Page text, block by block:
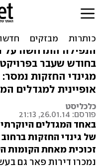
חיפוי
גינדי החזקות
הנפילה התרחשה על
בחודש שעבר
מגינדי החזקות
אופיינית למגדלים
כלכליסט
פורסם: 26.01.14, 21:13
של גינדי החזקות ברחוב
זכוכית מאחת הקומות
נמכרו דירות פאר גם